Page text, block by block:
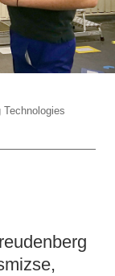
Technologies